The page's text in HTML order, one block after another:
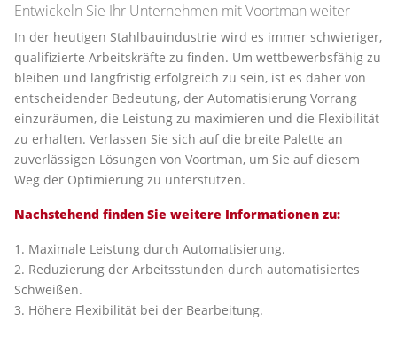
Entwickeln Sie Ihr Unternehmen mit Voortman weiter
In der heutigen Stahlbauindustrie wird es immer schwieriger,
qualifizierte Arbeitskräfte zu finden. Um wettbewerbsfähig zu
bleiben und langfristig erfolgreich zu sein, ist es daher von
entscheidender Bedeutung, der Automatisierung Vorrang
einzuräumen, die Leistung zu maximieren und die Flexibilität
zu erhalten. Verlassen Sie sich auf die breite Palette an
zuverlässigen Lösungen von Voortman, um Sie auf diesem
Weg der Optimierung zu unterstützen.
Nachstehend finden Sie weitere Informationen zu:
1. Maximale Leistung durch Automatisierung.
2. Reduzierung der Arbeitsstunden durch automatisiertes
Schweißen.
3. Höhere Flexibilität bei der Bearbeitung.